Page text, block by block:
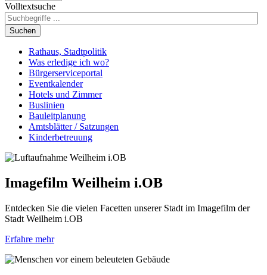
Volltextsuche
Suchen
Rathaus, Stadtpolitik
Was erledige ich wo?
Bürgerserviceportal
Eventkalender
Hotels und Zimmer
Buslinien
Bauleitplanung
Amtsblätter / Satzungen
Kinderbetreuung
Imagefilm Weilheim i.OB
Entdecken Sie die vielen Facetten unserer Stadt im Imagefilm der
Stadt Weilheim i.OB
Erfahre mehr